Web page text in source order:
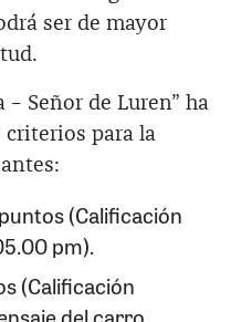
ser de mayor
– Señor de Luren” ha
criterios para la
(Calificación
pm).
(Calificación